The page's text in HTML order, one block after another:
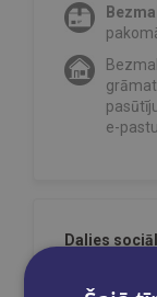
e-
Dalies